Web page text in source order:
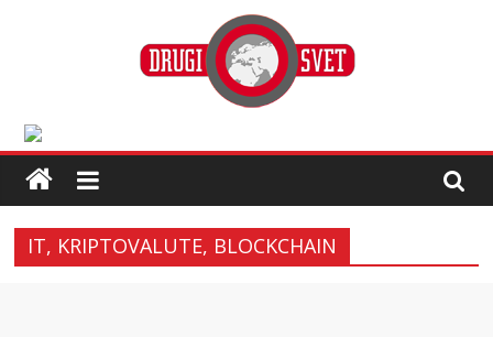
IT, KRIPTOVALUTE, BLOCKCHAIN